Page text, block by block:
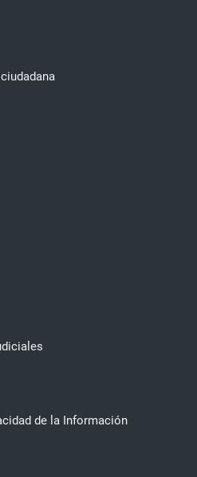
de la Información